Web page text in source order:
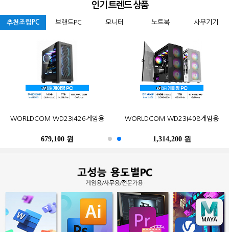
인기 트렌드 상품
추천조립PC 브랜드PC 모니터 노트북 사무기기
WORLDCOM WD23I426게임용
679,100 원
WORLDCOM WD23I408게임용
1,314,200 원
N100 Win10Pro (4GB, M.2
402,900 원
N10C6L2M Fanless Wi-Fi 6E Win11
486,200 원
MSI G27CQ4 E2 게이밍 170
WQHD HDR 무결점
249,000 원
한성컴퓨터 TFG32Q07P IPS QHD
리얼 75
247,500 원
포유디지탈 iMUZ 컨버터 탭 14 PRO
(스탠드 포함, SSD 256GB)
490,500 원
삼성전자 2017 노트북9 Always
NT900X3N-K517S (기본)
39,300 원
삼성전자 SL-C513W (기본토너)
259,000 원
Epson 정품 무한 L6290 (무한잉크)
396,000 원